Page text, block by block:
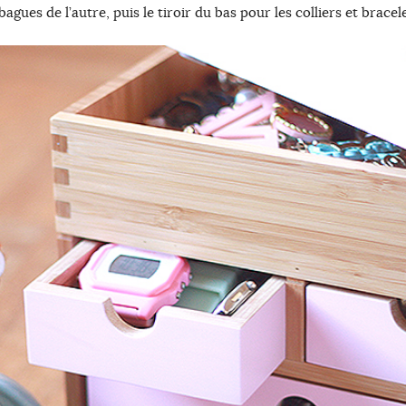
de l’autre, puis le tiroir du bas pour les colliers et